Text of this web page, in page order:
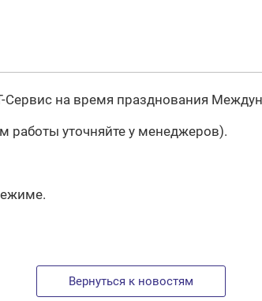
Сервис на время празднования
уточняйте у менеджеров).
Вернуться к новостям